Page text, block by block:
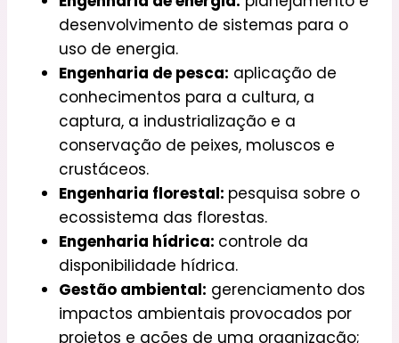
desenvolvimento de sistemas para o
uso de energia.
Engenharia de pesca: aplicação de
conhecimentos para a cultura, a
captura, a industrialização e a
conservação de peixes, moluscos e
crustáceos.
Engenharia florestal: pesquisa sobre o
ecossistema das florestas.
Engenharia hídrica: controle da
disponibilidade hídrica.
Gestão ambiental: gerenciamento dos
impactos ambientais provocados por
projetos e ações de uma organização;